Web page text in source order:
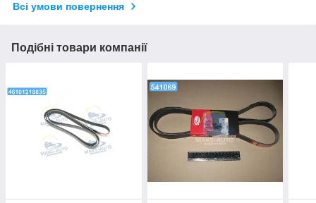
Всі умови повернення
Подібні товари компанії